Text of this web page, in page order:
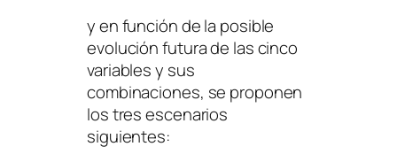
y en función de la posible
evolución futura de las cinco
variables y sus
combinaciones, se proponen
los tres escenarios
siguientes: